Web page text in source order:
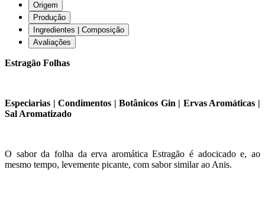
Origem
Produção
Ingredientes | Composição
Avaliações
Estragão Folhas
Especiarias | Condimentos | Botânicos Gin | Ervas Aromáticas |
Sal Aromatizado
O sabor da folha da erva aromática Estragão é adocicado e, ao
mesmo tempo, levemente picante, com sabor similar ao Anis.